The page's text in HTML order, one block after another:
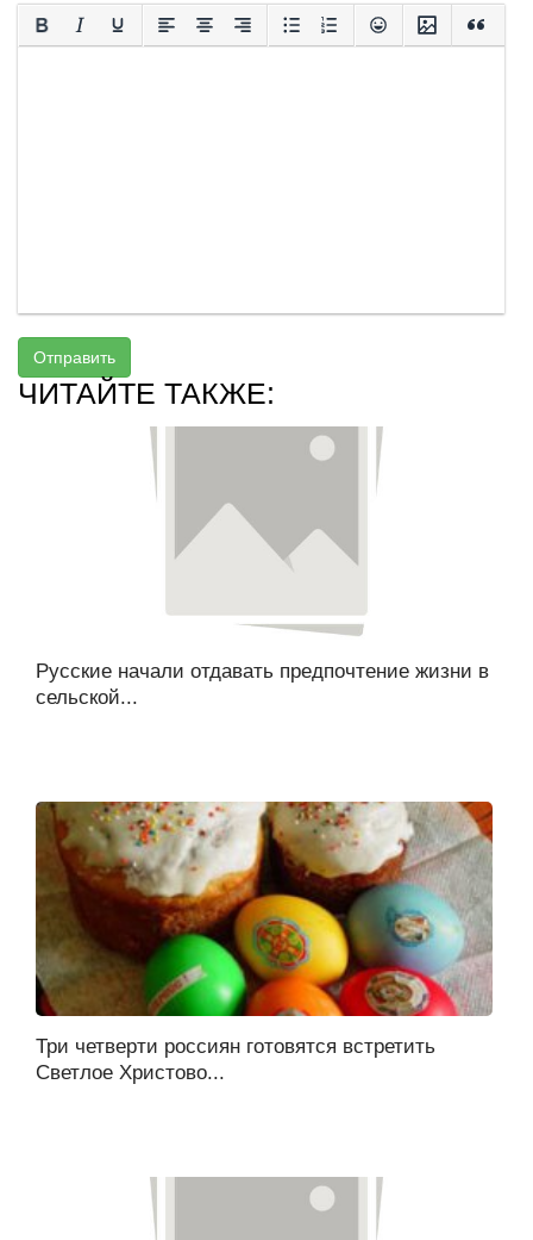
Отправить
ЧИТАЙТЕ ТАКЖЕ:
Русские начали отдавать предпочтение жизни в
сельской...
Три четверти россиян готовятся встретить
Светлое Христово...